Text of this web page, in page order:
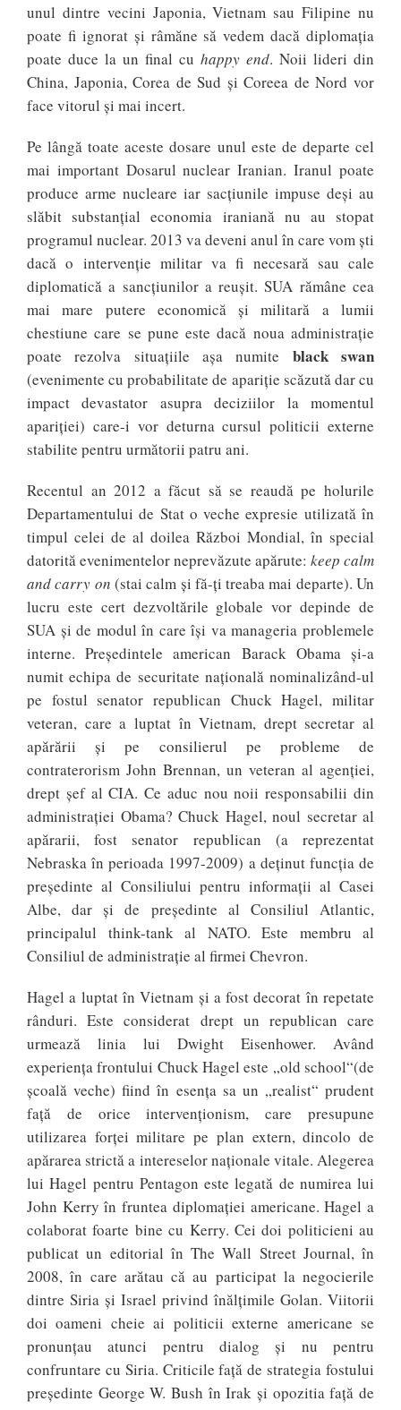
unul dintre vecini Japonia, Vietnam sau Filipine nu
poate fi ignorat și râmăne să vedem dacă diplomația
poate duce la un final cu happy end. Noii lideri din
China, Japonia, Corea de Sud și Coreea de Nord vor
face vitorul și mai incert.
Pe lângă toate aceste dosare unul este de departe cel
mai important Dosarul nuclear Iranian. Iranul poate
produce arme nucleare iar sacțiunile impuse deși au
slăbit substanțial economia iraniană nu au stopat
programul nuclear. 2013 va deveni anul în care vom ști
dacă o intervenție militar va fi necesară sau cale
diplomatică a sancțiunilor a reușit. SUA rămâne cea
mai mare putere economică și militară a lumii
chestiune care se pune este dacă noua administrație
poate rezolva situațiile așa numite black swan
(evenimente cu probabilitate de apariție scăzută dar cu
impact devastator asupra deciziilor la momentul
apariției) care-i vor deturna cursul politicii externe
stabilite pentru următorii patru ani.
Recentul an 2012 a făcut să se reaudă pe holurile
Departamentului de Stat o veche expresie utilizată în
timpul celei de al doilea Război Mondial, în special
datorită evenimentelor neprevăzute apărute: keep calm
and carry on (stai calm și fă-ți treaba mai departe). Un
lucru este cert dezvoltările globale vor depinde de
SUA și de modul în care își va manageria problemele
interne. Președintele american Barack Obama și-a
numit echipa de securitate națională nominalizând-ul
pe fostul senator republican Chuck Hagel, militar
veteran, care a luptat în Vietnam, drept secretar al
apărării și pe consilierul pe probleme de
contraterorism John Brennan, un veteran al agenției,
drept șef al CIA. Ce aduc nou noii responsabilii din
administraţiei Obama? Chuck Hagel, noul secretar al
apărarii, fost senator republican (a reprezentat
Nebraska în perioada 1997-2009) a deținut funcția de
preşedinte al Consiliului pentru informaţii al Casei
Albe, dar şi de președinte al Consiliul Atlantic,
principalul think-tank al NATO. Este membru al
Consiliul de administraţie al firmei Chevron.
Hagel a luptat în Vietnam şi a fost decorat în repetate
rânduri. Este considerat drept un republican care
urmează linia lui Dwight Eisenhower. Având
experienţa frontului Chuck Hagel este „old school“(de
școală veche) fiind în esenţa sa un „realist“ prudent
faţă de orice intervenţionism, care presupune
utilizarea forţei militare pe plan extern, dincolo de
apărarea strictă a intereselor naţionale vitale. Alegerea
lui Hagel pentru Pentagon este legată de numirea lui
John Kerry în fruntea diplomaţiei americane. Hagel a
colaborat foarte bine cu Kerry. Cei doi politicieni au
publicat un editorial în The Wall Street Journal, în
2008, în care arătau că au participat la negocierile
dintre Siria şi Israel privind înălţimile Golan. Viitorii
doi oameni cheie ai politicii externe americane se
pronunţau atunci pentru dialog şi nu pentru
confruntare cu Siria. Criticile față de strategia fostului
preşedinte George W. Bush în Irak şi opozitia faţă de